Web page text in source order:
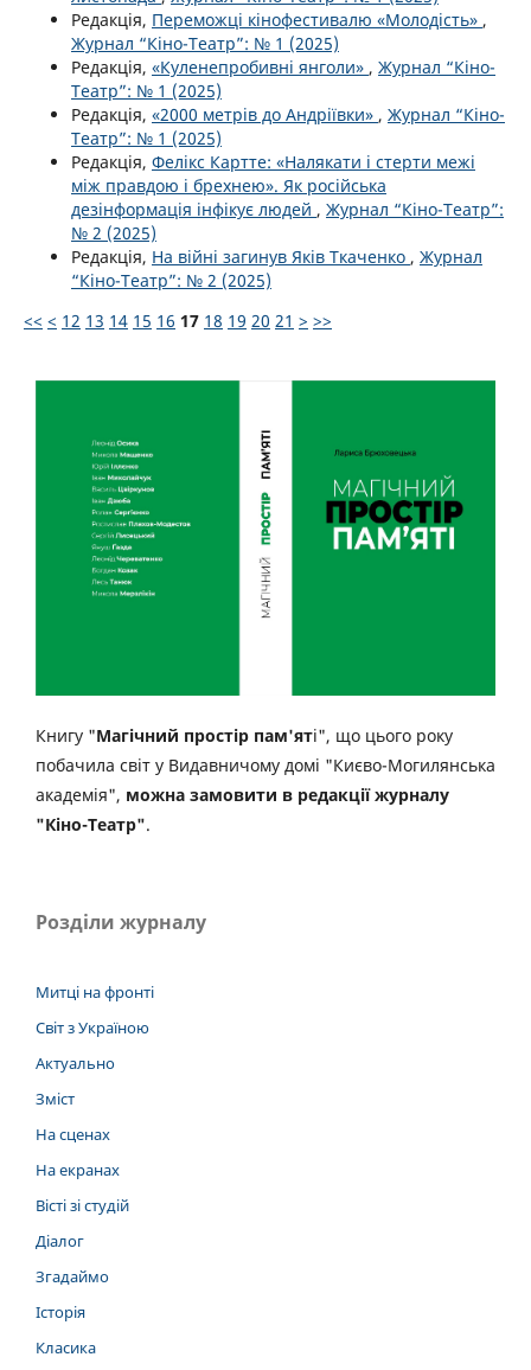
Редакція, Переможці кінофестивалю «Молодість» ,
Журнал “Кіно-Театр”: № 1 (2025)
Редакція, «Куленепробивні янголи» , Журнал “Кіно-
Театр”: № 1 (2025)
Редакція, «2000 метрів до Андріївки» , Журнал “Кіно-
Театр”: № 1 (2025)
Редакція, Фелікс Картте: «Налякати і стерти межі
між правдою і брехнею». Як російська
дезінформація інфікує людей , Журнал “Кіно-Театр”:
№ 2 (2025)
Редакція, На війні загинув Яків Ткаченко , Журнал
“Кіно-Театр”: № 2 (2025)
<< < 12 13 14 15 16 17 18 19 20 21 > >>
Книгу "Магічний простір пам'яті", що цього року
побачила світ у Видавничому домі "Києво-Могилянська
академія", можна замовити в редакції журналу
"Кіно-Театр".
Розділи журналу
Митці на фронті
Світ з Україною
Актуально
Зміст
На сценах
На екранах
Вісті зі студій
Діалог
Згадаймо
Історія
Класика